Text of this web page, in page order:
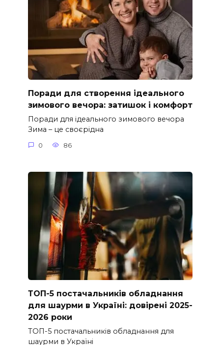
Поради для створення ідеального
зимового вечора: затишок і комфорт
Поради для ідеального зимового вечора
Зима – це своєрідна
0 86
ТОП-5 постачальників обладнання
для шаурми в Україні: довірені 2025-
2026 роки
ТОП-5 постачальників обладнання для
шаурми в Україні